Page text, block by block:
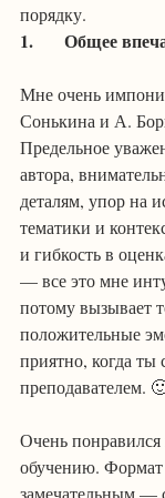
порядку.
1.	Общее
Мне очень
Сонькина и А.
Предельное
автора,
деталям, упор на
тематики и
и гибкость в
— все это мне
потому вызывает
положительные
приятно, когда ты
преподавателем.
Очень
обучению. Формат
замечательным —